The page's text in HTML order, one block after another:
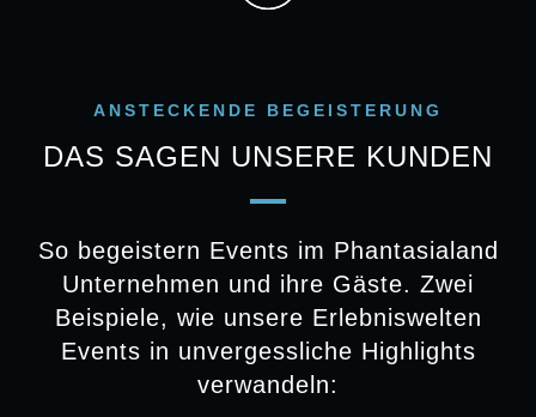
begeistern und verbinden.
RESTAURANTS & CAFÉS
Kulinarisch um die Welt: Von der
zünftigen Brotzeit in der Taverne bis zu
ANSTECKENDE BEGEISTERUNG
DAS SAGEN UNSERE KUNDEN
So begeistern Events im Phantasialand
Unternehmen und ihre Gäste. Zwei
Beispiele, wie unsere Erlebniswelten
Events in unvergessliche Highlights
verwandeln: